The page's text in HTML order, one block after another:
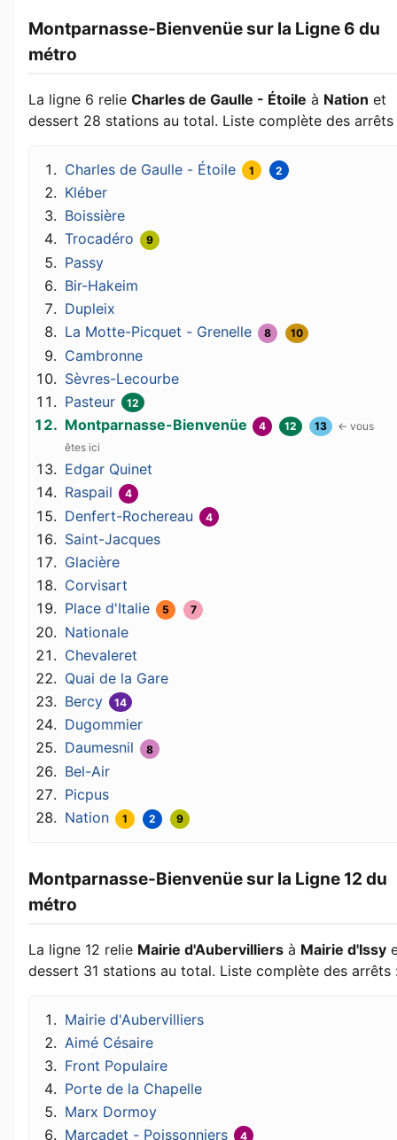
Montparnasse-Bienvenüe sur la Ligne 6 du
métro
La ligne 6 relie Charles de Gaulle - Étoile à Nation et
dessert 28 stations au total. Liste complète des arrêts
Charles de Gaulle - Étoile 1 2
Kléber
Boissière
Trocadéro
9
Passy
Bir-Hakeim
Dupleix
La Motte-Picquet - Grenelle
8 10
Cambronne
Sèvres-Lecourbe
Pasteur
12
Montparnasse-Bienvenüe 4 12 13
Edgar Quinet
Raspail
4
Denfert-Rochereau 4
Saint-Jacques
Glacière
Corvisart
Place d'Italie
5 7
Nationale
Chevaleret
Quai de la Gare
Bercy
14
Dugommier
Daumesnil
8
Bel-Air
Picpus
Nation
1 2 9
Montparnasse-Bienvenüe sur la Ligne 12 du
métro
La ligne 12 relie Mairie d'Aubervilliers à Mairie d'Issy
dessert 31 stations au total. Liste complète des arrêts
Mairie d'Aubervilliers
Aimé Césaire
Front Populaire
Porte de la Chapelle
Marx Dormoy
Marcadet - Poissonniers
4